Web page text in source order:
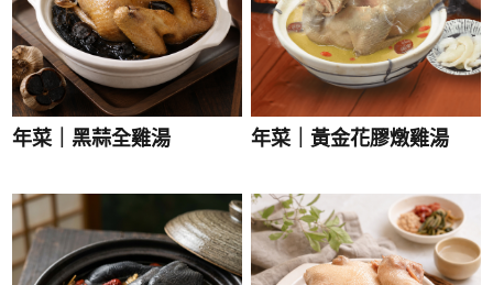
年菜｜黑蒜全雞湯 年菜｜黃金花膠燉雞湯